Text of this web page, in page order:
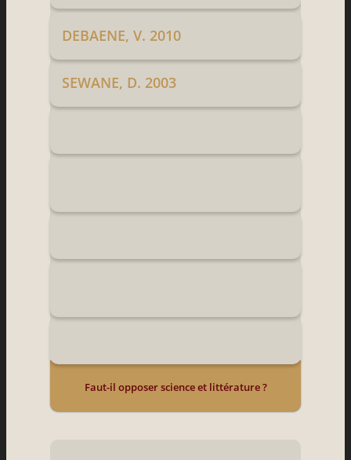
DEBAENE, V. 2010
SEWANE, D. 2003
Faut-il opposer science et littérature ?